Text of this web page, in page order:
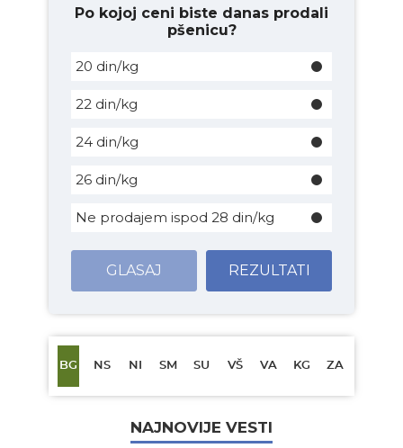
Po kojoj ceni biste danas prodali
pšenicu?
20 din/kg
22 din/kg
24 din/kg
26 din/kg
Ne prodajem ispod 28 din/kg
GLASAJ REZULTATI
BG NS NI SM SU VŠ VA KG ZA
NAJNOVIJE VESTI